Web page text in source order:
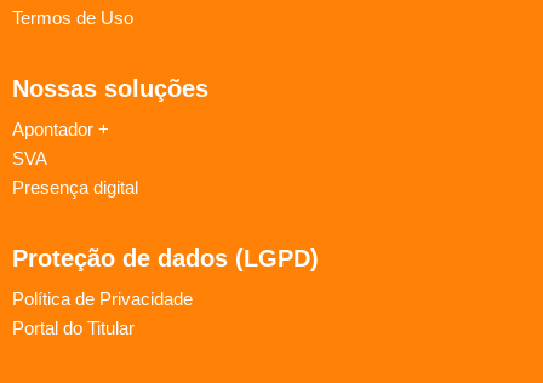
Termos de Uso
Nossas soluções
Apontador +
SVA
Presença digital
Proteção de dados (LGPD)
Política de Privacidade
Portal do Titular